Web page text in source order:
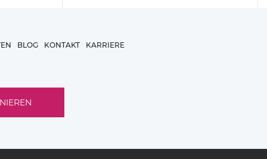
BLOG KONTAKT KARRIERE